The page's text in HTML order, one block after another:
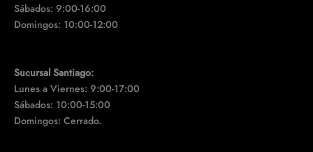
Sábados: 9:00-16:00
Domingos: 10:00-12:00
Sucursal Santiago:
Lunes a Viernes: 9:00-17:00
Sábados: 10:00-15:00
Domingos: Cerrado.